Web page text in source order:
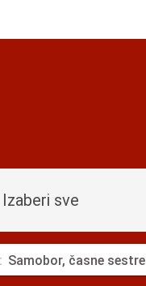
Izaberi sve
Samobor, časne sestre